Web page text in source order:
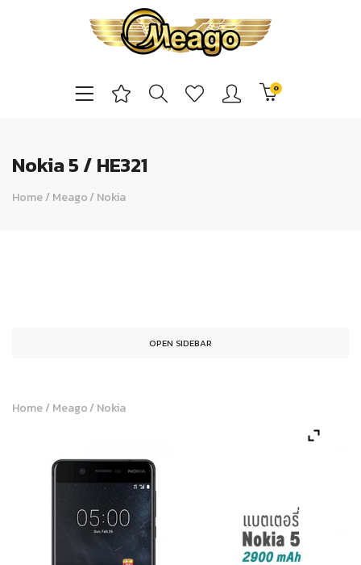
0
Nokia 5 / HE321
Home/ Meago/ Nokia
OPEN SIDEBAR
Home/ Meago/ Nokia